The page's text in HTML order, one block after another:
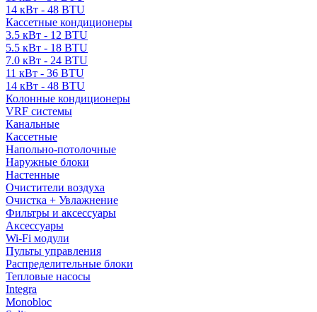
14 кВт - 48 BTU
Кассетные кондиционеры
3.5 кВт - 12 BTU
5.5 кВт - 18 BTU
7.0 кВт - 24 BTU
11 кВт - 36 BTU
14 кВт - 48 BTU
Колонные кондиционеры
VRF системы
Канальные
Кассетные
Напольно-потолочные
Наружные блоки
Настенные
Очистители воздуха
Очистка + Увлажнение
Фильтры и аксессуары
Аксессуары
Wi-Fi модули
Пульты управления
Распределительные блоки
Тепловые насосы
Integra
Monobloc